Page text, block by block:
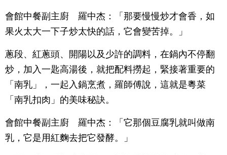
會館中餐副主廚 羅中杰：「那要慢慢炒才會香，如
果火太大一下子炒太快的話，它會變苦掉。」
蔥段、紅蔥頭、開陽以及少許的調料，在鍋內不停翻
炒，加入一匙高湯後，就把配料撈起，緊接著重要的
「南乳」，一起入鍋烹煮，羅師傅說，這就是粵菜
「南乳扣肉」的美味秘訣。
會館中餐副主廚 羅中杰：「它那個豆腐乳就叫做南
乳，它是用紅麴去把它發酵。」